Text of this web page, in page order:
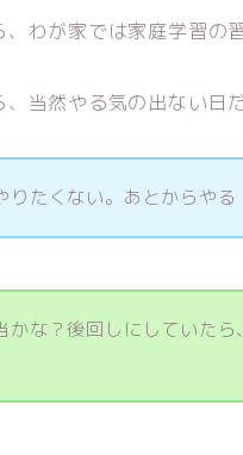
わが家では家庭学習の
当然やる気の出ない日
りたくない。あとからやる
かな？後回しにしていた